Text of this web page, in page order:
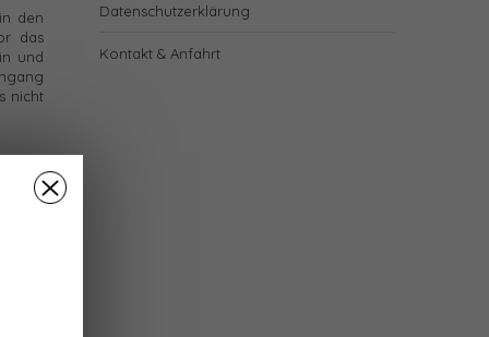
den
das
und
nicht
3
und
zu
bis
vor
Datenschutzerklärung
Kontakt & Anfahrt